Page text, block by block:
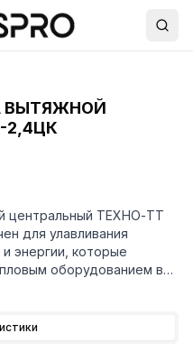
ВЫТЯЖНОЙ
2,4ЦК
центральный ТЕХНО-ТТ
для улавливания
энергии, которые
оборудованием в
продукты сгорания и